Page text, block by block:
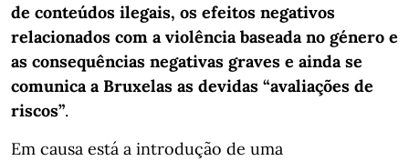
de conteúdos ilegais, os efeitos negativos
relacionados com a violência baseada no género e
as consequências negativas graves e ainda se
comunica a Bruxelas as devidas “avaliações de
riscos”.
Em causa está a introdução de uma